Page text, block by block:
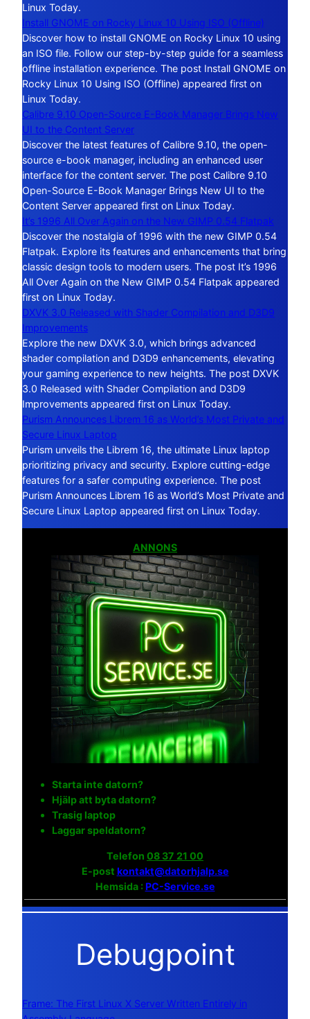
Linux Today.
Install GNOME on Rocky Linux 10 Using ISO (Offline)
Discover how to install GNOME on Rocky Linux 10 using
an ISO file. Follow our step-by-step guide for a seamless
offline installation experience. The post Install GNOME on
Rocky Linux 10 Using ISO (Offline) appeared first on
Linux Today.
Calibre 9.10 Open-Source E-Book Manager Brings New
UI to the Content Server
Discover the latest features of Calibre 9.10, the open-
source e-book manager, including an enhanced user
interface for the content server. The post Calibre 9.10
Open-Source E-Book Manager Brings New UI to the
Content Server appeared first on Linux Today.
It’s 1996 All Over Again on the New GIMP 0.54 Flatpak
Discover the nostalgia of 1996 with the new GIMP 0.54
Flatpak. Explore its features and enhancements that bring
classic design tools to modern users. The post It’s 1996
All Over Again on the New GIMP 0.54 Flatpak appeared
first on Linux Today.
DXVK 3.0 Released with Shader Compilation and D3D9
Improvements
Explore the new DXVK 3.0, which brings advanced
shader compilation and D3D9 enhancements, elevating
your gaming experience to new heights. The post DXVK
3.0 Released with Shader Compilation and D3D9
Improvements appeared first on Linux Today.
Purism Announces Librem 16 as World’s Most Private and
Secure Linux Laptop
Purism unveils the Librem 16, the ultimate Linux laptop
prioritizing privacy and security. Explore cutting-edge
features for a safer computing experience. The post
Purism Announces Librem 16 as World’s Most Private and
Secure Linux Laptop appeared first on Linux Today.
ANNONS
Starta inte datorn?
Hjälp att byta datorn?
Trasig laptop
Laggar speldatorn?
Telefon 08 37 21 00
E-post kontakt@datorhjalp.se
Hemsida :PC-Service.se
Debugpoint
Frame: The First Linux X Server Written Entirely in